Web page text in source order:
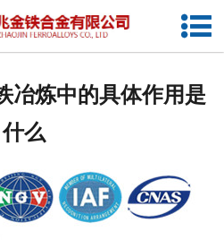
网站首页
厂容厂貌
冶炼中的具体作用是
什么